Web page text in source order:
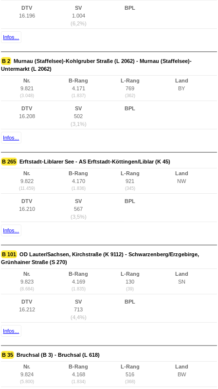
DTV
16.196
SV
1.004
(6,2%)
BPL
Infos...
B 2 Murnau (Staffelsee)-Kohlgruber Straße (L 2062) - Murnau (Staffelsee)-
Untermarkt (L 2062)
Nr.
9.821
(3.048)
B-Rang
4.171
(1.837)
L-Rang
769
(362)
Land
BY
DTV
16.208
SV
502
(3,1%)
BPL
Infos...
B 265 Erftstadt-Liblarer See - AS Erftstadt-Köttingen/Liblar (K 45)
Nr.
9.822
(11.459)
B-Rang
4.170
(1.836)
L-Rang
921
(345)
Land
NW
DTV
16.210
SV
567
(3,5%)
BPL
Infos...
B 101 OD Lauter/Sachsen, Kirchstraße (K 9112) - Schwarzenberg/Erzgebirge,
Grünhainer Straße (S 270)
Nr.
9.823
(8.684)
B-Rang
4.169
(1.835)
L-Rang
130
(39)
Land
SN
DTV
16.212
SV
713
(4,4%)
BPL
Infos...
B 35 Bruchsal (B 3) - Bruchsal (L 618)
Nr.
9.824
(5.800)
B-Rang
4.168
(1.834)
L-Rang
516
(368)
Land
BW